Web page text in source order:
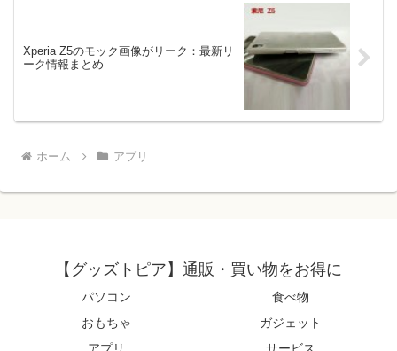
Xperia Z5のモック画像がリーク：最新リ
ーク情報まとめ
ホーム アプリ
【グッズトピア】通販・買い物をお得に
パソコン
食べ物
おもちゃ
ガジェット